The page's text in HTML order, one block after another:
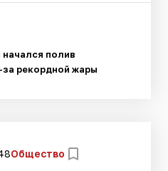
полив
рекордной жары
Общество